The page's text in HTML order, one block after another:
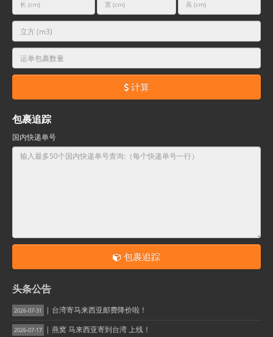
计算
包裹追踪
国内快递单号
包裹追踪
头条公告
2026-07-31 | 台湾寄马来西亚邮费降价啦！
2026-07-17 | 燕窝 马来西亚寄到台湾 上线！